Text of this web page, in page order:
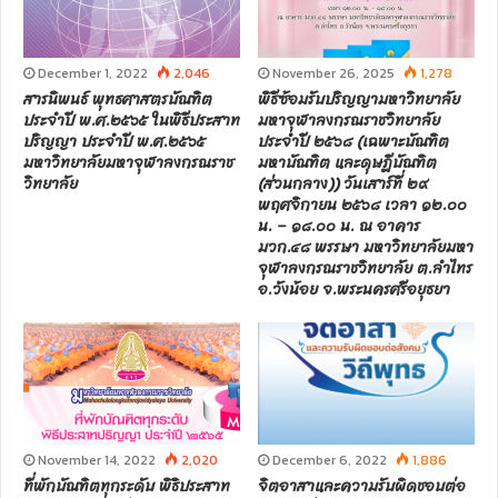
December 1, 2022 2,046
สารนิพนธ์ พุทธศาสตรบัณฑิต
ประจำปี พ.ศ.๒๕๖๕ ในพิธีประสาท
ปริญญา ประจำปี พ.ศ.๒๕๖๕
มหาวิทยาลัยมหาจุฬาลงกรณราช
วิทยาลัย
November 26, 2025 1,278
พิธีซ้อมรับปริญญามหาวิทยาลัย
มหาจุฬาลงกรณราชวิทยาลัย
ประจำปี ๒๕๖๘ (เฉพาะบัณฑิต
มหาบัณฑิต และดุษฎีบัณฑิต
(ส่วนกลาง)) วันเสาร์ที่ ๒๙
พฤศจิกายน ๒๕๖๘ เวลา ๑๒.๐๐
น. – ๑๘.๐๐ น. ณ อาคาร
มวก.๔๘ พรรษา มหาวิทยาลัยมหา
จุฬาลงกรณราชวิทยาลัย ต.ลำไทร
อ.วังน้อย จ.พระนครศรีอยุธยา
November 14, 2022 2,020
ที่พักบัณฑิตทุกระดับ พิธิประสาท
December 6, 2022 1,886
จิตอาสาและความรับผิดชอบต่อ